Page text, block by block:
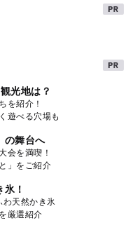
光地は？
を紹介！
遊べる穴場も
の舞台へ
会を満喫！
」をご紹介
！
わ天然かき氷
厳選紹介